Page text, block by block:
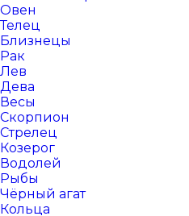
Овен
Телец
Близнецы
Рак
Лев
Дева
Весы
Скорпион
Стрелец
Козерог
Водолей
Рыбы
Чёрный агат
Кольца